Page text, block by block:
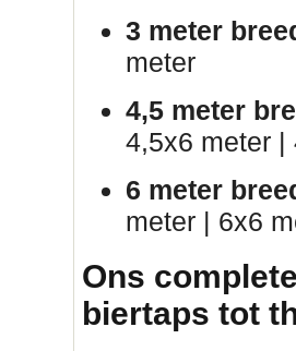
3 meter
meter
4,5 meter
4,5x6 meter |
6 meter
meter | 6x6
Ons
biertaps tot